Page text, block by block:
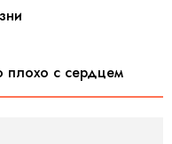
плохо с сердцем